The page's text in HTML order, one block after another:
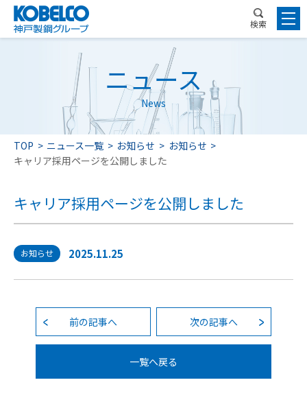
検索
ニュース
News
TOP ニュース一覧 お知らせ
お知らせ
キャリア採用ページを公開しました
キャリア採用ページを公開しました
お知らせ 2025.11.25
前の記事へ 次の記事へ
一覧へ戻る